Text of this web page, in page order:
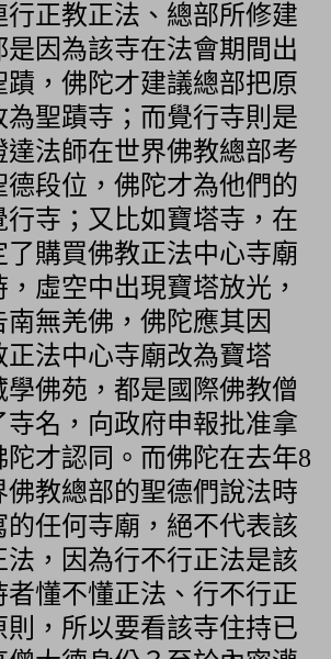
行正教正法、總部所修建
是因為該寺在法會期間出
，佛陀才建議總部把原
為聖蹟寺；而覺行寺則是
達法師在世界佛教總部考
德段位，佛陀才為他們的
行寺；又比如寶塔寺，在
購買佛教正法中心寺廟
虛空中出現寶塔放光，
無羌佛，佛陀應其因
正法中心寺廟改為寶塔
學佛苑，都是國際佛教僧
寺名，向政府申報批准拿
陀才認同。而佛陀在去年8
佛教總部的聖德們說法時
的任何寺廟，絕不代表該
法，因為行不行正法是該
者懂不懂正法、行不行正
則，所以要看該寺住持已